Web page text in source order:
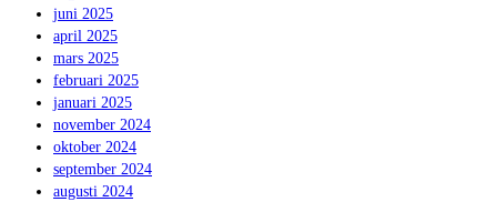
juni 2025
april 2025
mars 2025
februari 2025
januari 2025
november 2024
oktober 2024
september 2024
augusti 2024